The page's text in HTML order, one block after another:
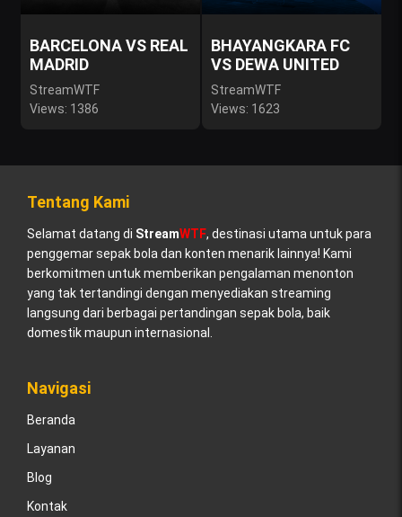
BARCELONA VS REAL
MADRID
StreamWTF
Views: 1386
BHAYANGKARA FC
VS DEWA UNITED
StreamWTF
Views: 1623
Tentang Kami
Selamat datang di StreamWTF, destinasi utama untuk para
penggemar sepak bola dan konten menarik lainnya! Kami
berkomitmen untuk memberikan pengalaman menonton
yang tak tertandingi dengan menyediakan streaming
langsung dari berbagai pertandingan sepak bola, baik
domestik maupun internasional.
Navigasi
Beranda
Layanan
Blog
Kontak